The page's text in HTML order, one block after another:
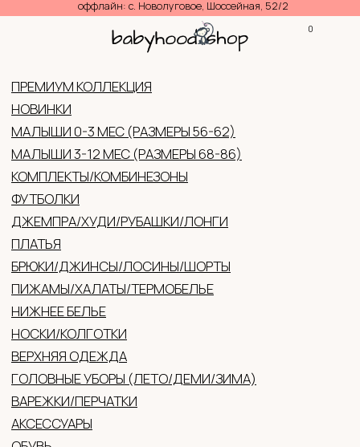
оффлайн: с. Новолуговое, Шоссейная, 52/2
ПОДАРОЧНЫЕ СЕРТИФИКАТЫ
ЖЕНСКАЯ ОДЕЖДА
ОБУВЬ
ВАРЕЖКИ/ПЕРЧАТКИ
ГОЛОВНЫЕ УБОРЫ (ЛЕТО/ДЕМИ/ЗИМА)
ВЕРХНЯЯ ОДЕЖДА
НОСКИ/КОЛГОТКИ
НИЖНЕЕ БЕЛЬЕ
ПИЖАМЫ/ХАЛАТЫ/ТЕРМОБЕЛЬЕ
ДЖЕМПРА/ХУДИ/РУБАШКИ/ЛОНГИ
ПЛАТЬЯ
ФУТБОЛКИ
КОМПЛЕКТЫ/КОМБИНЕЗОНЫ
МАЛЫШИ 3-12 МЕС (РАЗМЕРЫ 68-86)
МАЛЫШИ 0-3 МЕС (РАЗМЕРЫ 56-62)